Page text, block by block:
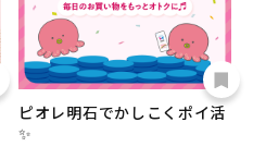
ピオレ明石でかしこくポイ活
✨